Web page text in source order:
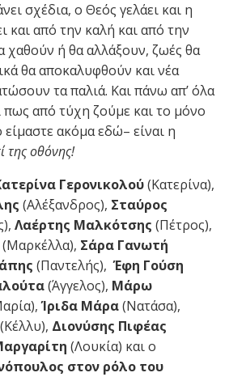
σχέδια, ο Θεός γελάει και η
και από την καλή και από την
χαθούν ή θα αλλάξουν, ζωές θα
θα αποκαλυφθούν και νέα
τα παλιά. Και πάνω απ’ όλα
πως από τύχη ζούμε και το μόνο
ακόμα εδώ– είναι η
της οθόνης!
Γερονικολού(Κατερίνα),
(Αλέξανδρος), Σταύρος
Λαέρτης Μαλκότσης (Πέτρος),
(Μαρκέλλα), Σάρα Γανωτή
(Παντελής),Έφη Γούση
(Άγγελος), Μάρω
Ίριδα Μάρα(Νατάσα),
(Κέλλυ), Διονύσης Πιφέας
(Λουκία) και ο
στον ρόλο του